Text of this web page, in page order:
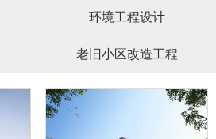
环境工程设计
老旧小区改造工程